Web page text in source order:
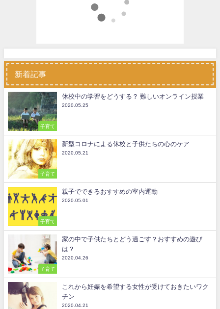
新着記事
子育て
休校中の学習をどうする？ 難しいオンライン授業
2020.05.25
子育て
新型コロナによる休校と子供たちの心のケア
2020.05.21
子育て
親子でできるおすすめの室内運動
2020.05.01
子育て
家の中で子供たちとどう過ごす？おすすめの遊び
は？
2020.04.26
これから妊娠を希望する女性が受けておきたいワク
チン
2020.04.21